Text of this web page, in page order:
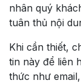
nhân quý
tuân thủ nội
Khi cần thiết,
tin này để liên
thức như